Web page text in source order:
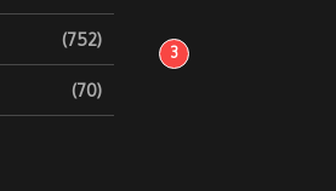
(752)
(70)
3